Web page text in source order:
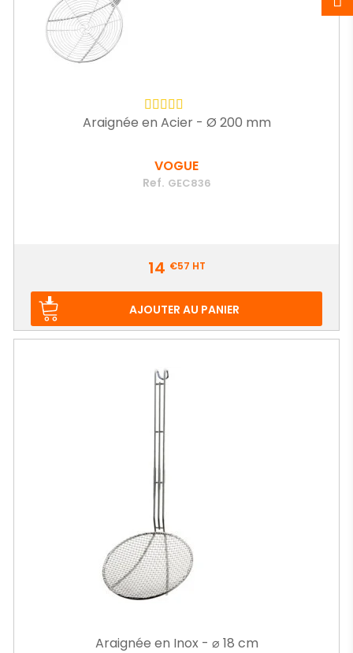
Araignée en Acier - Ø 200 mm
VOGUE
Ref. GEC836
14 €57 HT
AJOUTER AU PANIER
Araignée en Inox - ⌀ 18 cm